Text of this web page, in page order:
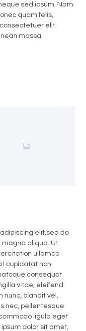
sed ipsum. Nam
quam felis,
elit.
massa.
elit,sed do
magna aliqua. Ut
ullamco
cupidatat non
consequat
vitae, eleifend
blandit vel,
nec, pellentesque
ligula eget
dolor sit amet,